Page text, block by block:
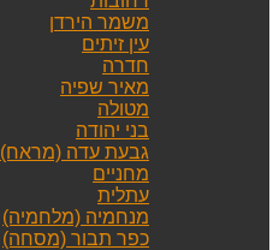
משמר הירדן
עין זיתים
חדרה
מאיר שפיה
מטולה
בני יהודה
גבעת עדה (מראח)
מחניים
עתלית
מנחמיה (מלחמיה)
כפר תבור (מסחה)